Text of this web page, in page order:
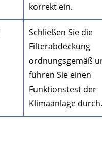
korrekt ein.
Schließen Sie die
Filterabdeckung
ordnungsgemäß
führen Sie einen
Funktionstest der
Klimaanlage